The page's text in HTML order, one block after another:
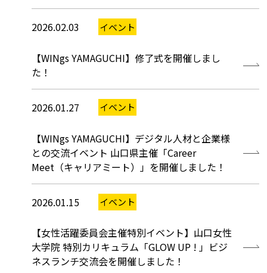
2026.02.03 イベント
【WINgs YAMAGUCHI】修了式を開催しまし
た！
2026.01.27 イベント
【WINgs YAMAGUCHI】デジタル人材と企業様
との交流イベント 山口県主催「Career
Meet（キャリアミート）」を開催しました！
2026.01.15 イベント
【女性活躍委員会主催特別イベント】山口女性
大学院 特別カリキュラム「GLOW UP ! 」ビジ
ネスランチ交流会を開催しました！